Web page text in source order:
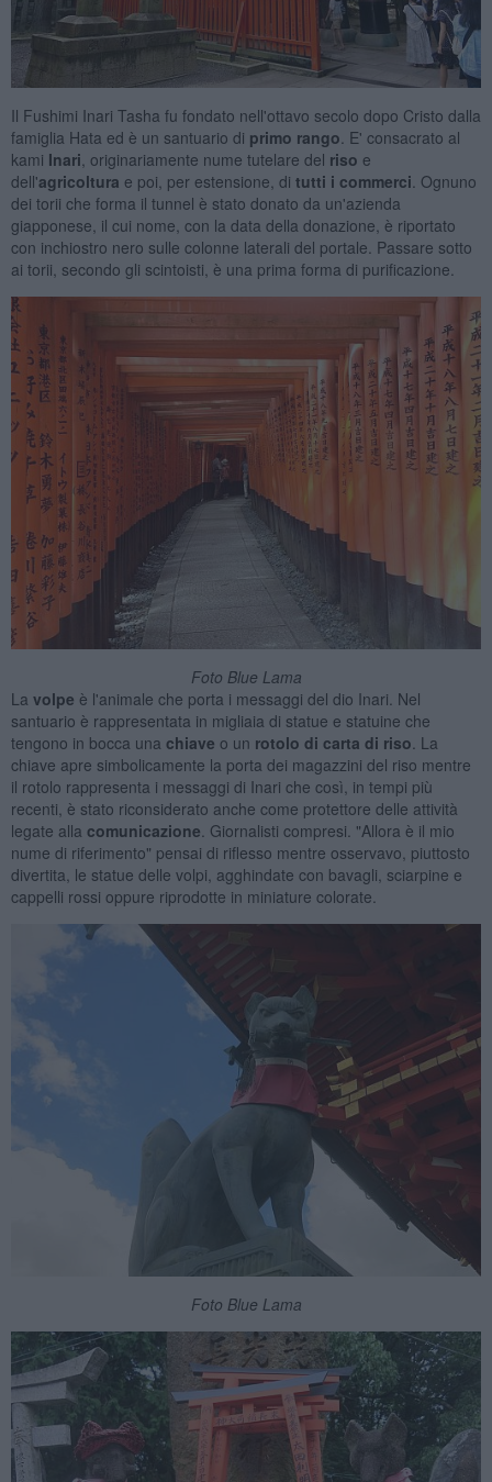
Il Fushimi Inari Tasha fu fondato nell'ottavo secolo dopo Cristo dalla
famiglia Hata ed è un santuario di primo rango . E' consacrato al
kami Inari , originariamente nume tutelare del riso e
dell'agricoltura e poi, per estensione, di tutti i commerci . Ognuno
dei torii che forma il tunnel è stato donato da un'azienda
giapponese, il cui nome, con la data della donazione, è riportato
con inchiostro nero sulle colonne laterali del portale. Passare sotto
ai torii, secondo gli scintoisti, è una prima forma di purificazione.
Foto Blue Lama
La volpe è l'animale che porta i messaggi del dio Inari. Nel
santuario è rappresentata in migliaia di statue e statuine che
tengono in bocca una chiave o un rotolo di carta di riso. La
chiave apre simbolicamente la porta dei magazzini del riso mentre
il rotolo rappresenta i messaggi di Inari che così, in tempi più
recenti, è stato riconsiderato anche come protettore delle attività
legate alla comunicazione. Giornalisti compresi. "Allora è il mio
nume di riferimento" pensai di riflesso mentre osservavo, piuttosto
divertita, le statue delle volpi, agghindate con bavagli, sciarpine e
cappelli rossi oppure riprodotte in miniature colorate.
Foto Blue Lama